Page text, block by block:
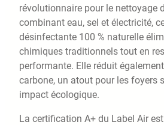
révolutionnaire pour le nettoyage
combinant eau, sel et électricité,
désinfectante 100 % naturelle
chimiques traditionnels tout en
performante. Elle réduit
carbone, un atout pour les foyers
impact écologique.
La certification A+ du Label Air